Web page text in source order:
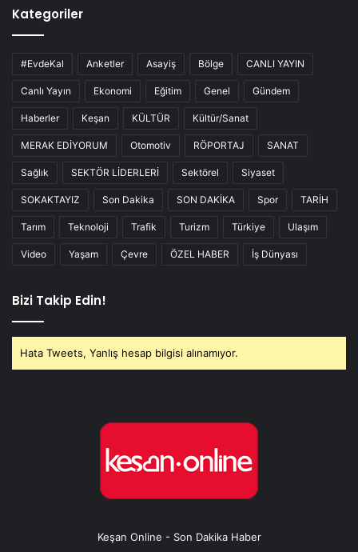
Kategoriler
#EvdeKal Anketler Asayiş Bölge CANLI YAYIN
Canlı Yayın Ekonomi Eğitim Genel Gündem
Haberler Keşan KÜLTÜR Kültür/Sanat
MERAK EDİYORUM Otomotiv RÖPORTAJ SANAT
Sağlık SEKTÖR LİDERLERİ Sektörel Siyaset
SOKAKTAYIZ Son Dakika SON DAKİKA Spor TARİH
Tarım Teknoloji Trafik Turizm Türkiye Ulaşım
Video Yaşam Çevre ÖZEL HABER İş Dünyası
Bizi Takip Edin!
Hata Tweets, Yanlış hesap bilgisi alınamıyor.
Keşan Online - Son Dakika Haber